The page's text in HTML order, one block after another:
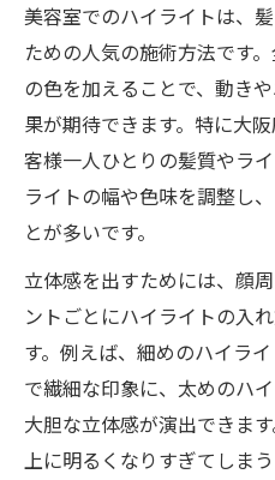
イト
美容室で相談でき
ト術
ナチュラルな仕上が
が鍵
美容室で叶えるナ
高槻市の美容室で
美容室選びが左右
り
美容室のカウンセ
美容室でのハイライトは、
ための人気の施術方法です
の色を加えることで、動き
果が期待できます。特に大
客様一人ひとりの髪質やラ
ライトの幅や色味を調整し
とが多いです。
立体感を出すためには、顔
ントごとにハイライトの入
す。例えば、細めのハイラ
で繊細な印象に、太めのハ
大胆な立体感が演出できま
上に明るくなりすぎてしま